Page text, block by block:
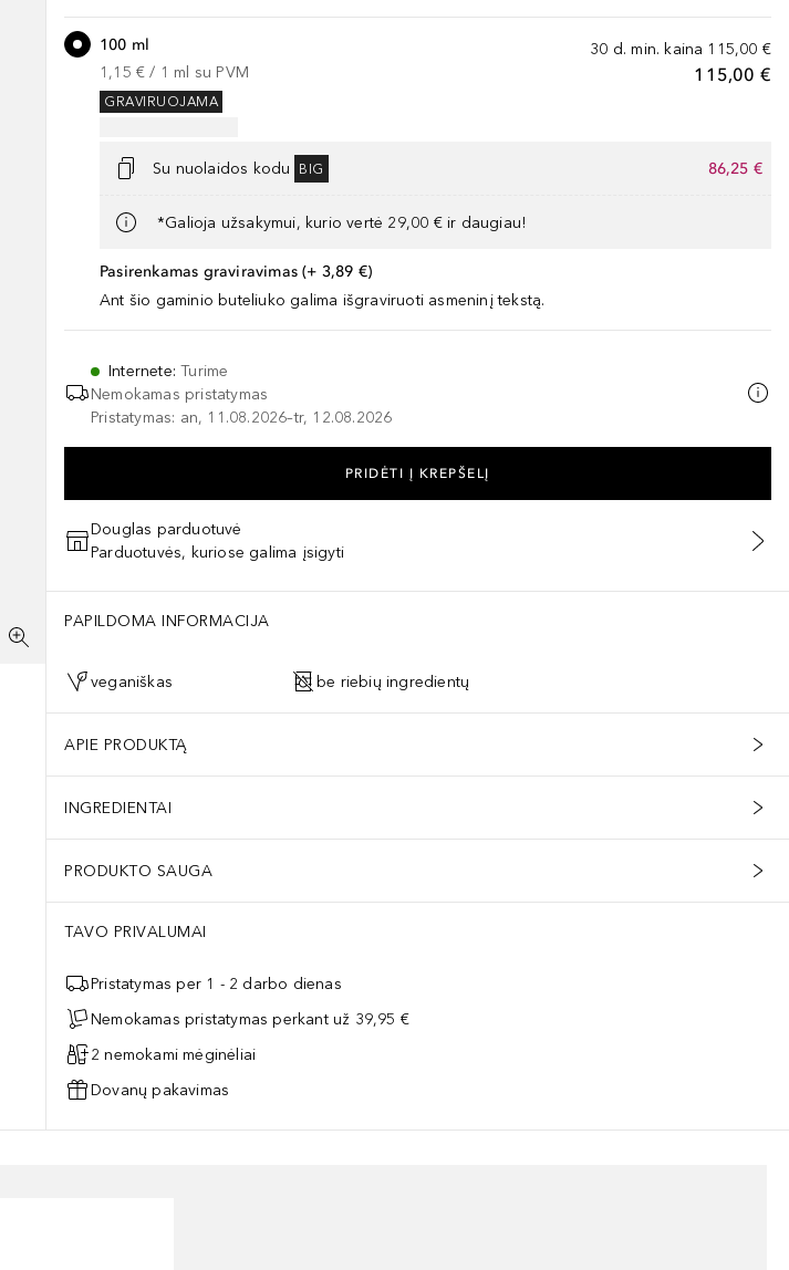
30 d. min. kaina 115,00 €
115,00 €
100 ml
1,15 € / 1 ml su PVM
GRAVIRUOJAMA
Su nuolaidos kodu BIG 86,25 €
*Galioja užsakymui, kurio vertė 29,00 € ir daugiau!
Pasirenkamas graviravimas (+ 3,89 €)
Ant šio gaminio buteliuko galima išgraviruoti asmeninį tekstą.
Internete:Turime
Nemokamas pristatymas
Pristatymas: an, 11.08.2026–tr, 12.08.2026
PRIDĖTI Į KREPŠELĮ
Douglas parduotuvė
Parduotuvės, kuriose galima įsigyti
PAPILDOMA INFORMACIJA
veganiškas be riebių ingredientų
APIE PRODUKTĄ
INGREDIENTAI
PRODUKTO SAUGA
TAVO PRIVALUMAI
Pristatymas per 1 - 2 darbo dienas
Nemokamas pristatymas perkant už 39,95 €
2 nemokami mėginėliai
Dovanų pakavimas